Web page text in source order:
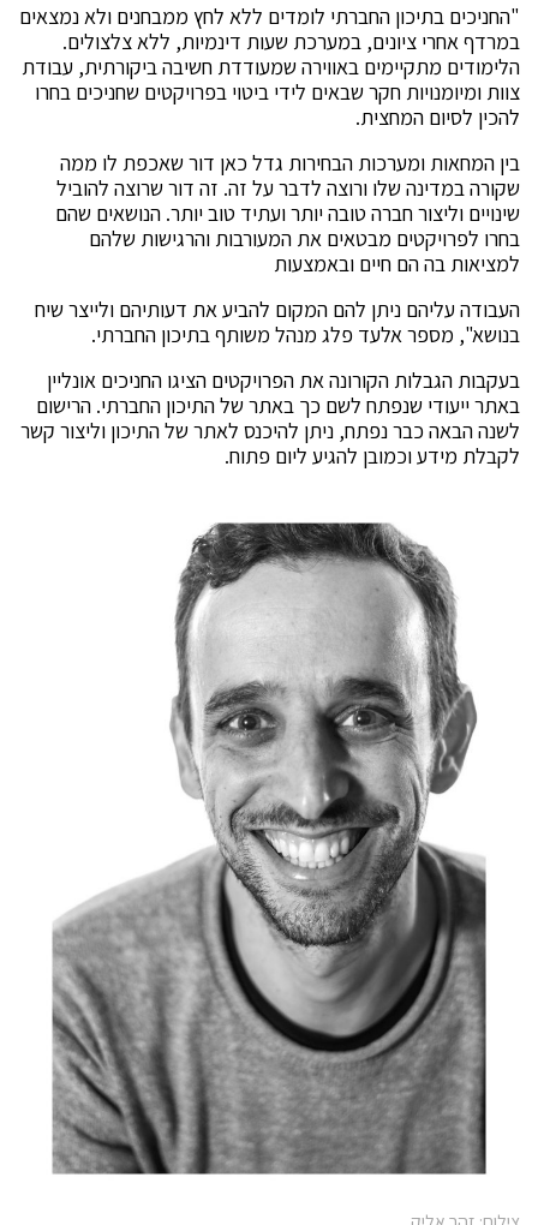
"החניכים בתיכון החברתי לומדים ללא לחץ ממבחנים ולא נמצאים
במרדף אחרי ציונים, במערכת שעות דינמיות, ללא צלצולים.
הלימודים מתקיימים באווירה שמעודדת חשיבה ביקורתית, עבודת
צוות ומיומנויות חקר שבאים לידי ביטוי בפרויקטים שחניכים בחרו
להכין לסיום המחצית.
בין המחאות ומערכות הבחירות גדל כאן דור שאכפת לו ממה
שקורה במדינה שלו ורוצה לדבר על זה. זה דור שרוצה להוביל
שינויים וליצור חברה טובה יותר ועתיד טוב יותר. הנושאים שהם
בחרו לפרויקטים מבטאים את המעורבות והרגישות שלהם
למציאות בה הם חיים ובאמצעות
העבודה עליהם ניתן להם המקום להביע את דעותיהם ולייצר שיח
בנושא", מספר אלעד פלג מנהל משותף בתיכון החברתי.
בעקבות הגבלות הקורונה את הפרויקטים הציגו החניכים אונליין
באתר ייעודי שנפתח לשם כך באתר של התיכון החברתי. הרישום
לשנה הבאה כבר נפתח, ניתן להיכנס לאתר של התיכון וליצור קשר
לקבלת מידע וכמובן להגיע ליום פתוח.